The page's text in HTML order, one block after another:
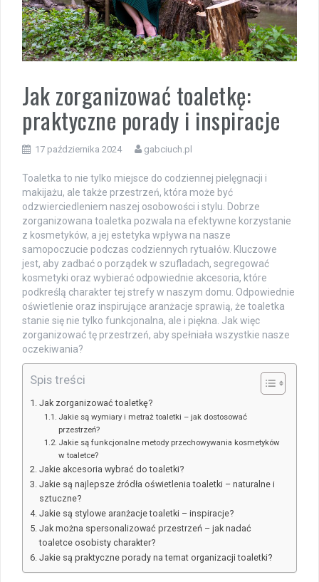
Jak zorganizować toaletkę:
praktyczne porady i inspiracje
17 października 2024 gabciuch.pl
Toaletka to nie tylko miejsce do codziennej pielęgnacji i
makijażu, ale także przestrzeń, która może być
odzwierciedleniem naszej osobowości i stylu. Dobrze
zorganizowana toaletka pozwala na efektywne korzystanie
z kosmetyków, a jej estetyka wpływa na nasze
samopoczucie podczas codziennych rytuałów. Kluczowe
jest, aby zadbać o porządek w szufladach, segregować
kosmetyki oraz wybierać odpowiednie akcesoria, które
podkreślą charakter tej strefy w naszym domu. Odpowiednie
oświetlenie oraz inspirujące aranżacje sprawią, że toaletka
stanie się nie tylko funkcjonalna, ale i piękna. Jak więc
zorganizować tę przestrzeń, aby spełniała wszystkie nasze
oczekiwania?
Spis treści
Jak zorganizować toaletkę?
Jakie są wymiary i metraż toaletki – jak dostosować
przestrzeń?
Jakie są funkcjonalne metody przechowywania kosmetyków
w toaletce?
Jakie akcesoria wybrać do toaletki?
Jakie są najlepsze źródła oświetlenia toaletki – naturalne i
sztuczne?
Jakie są stylowe aranżacje toaletki – inspiracje?
Jak można spersonalizować przestrzeń – jak nadać
toaletce osobisty charakter?
Jakie są praktyczne porady na temat organizacji toaletki?